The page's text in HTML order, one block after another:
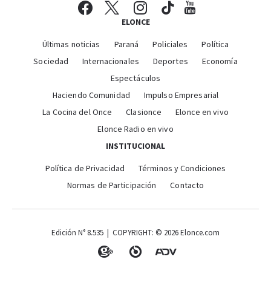
ELONCE
Últimas noticias Paraná Policiales
Política
Sociedad
Internacionales Deportes
Economía
Espectáculos
Haciendo Comunidad
Impulso Empresarial
La Cocina del Once
Clasionce
Elonce en vivo
Elonce Radio en vivo
INSTITUCIONAL
Política de Privacidad
Términos y Condiciones
Normas de Participación
Contacto
Edición N° 8.535 | COPYRIGHT: © 2026 Elonce.com